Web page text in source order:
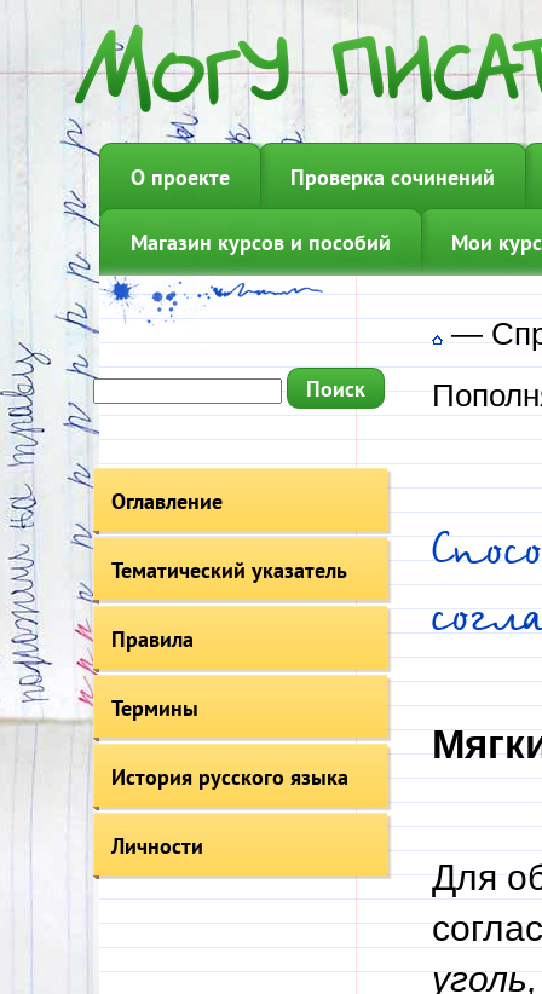
О проекте Проверка сочинений
Магазин курсов и пособий Мои
Оглавление
Тематический указатель
Правила
Термины
История русского языка
Личности
—
Для